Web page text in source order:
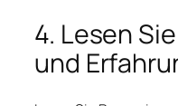
4. Lesen
und